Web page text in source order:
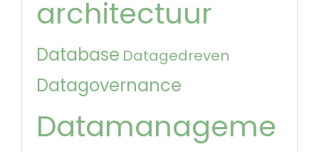
architectuur
Database Datagedreven
Datagovernance
Datamanageme